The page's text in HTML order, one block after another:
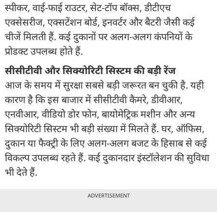
स्पीकर, वाई-फाई राउटर, सेट-टॉप बॉक्स, डीटीएच
एक्सेसरीज, एक्सटेंशन बोर्ड, इनवर्टर और बैटरी जैसी कई
चीजें मिलती हैं. कई दुकानों पर अलग-अलग कंपनियों के
प्रोडक्ट उपलब्ध होते हैं.
सीसीटीवी और सिक्योरिटी सिस्टम की बड़ी रेंज
आज के समय में सुरक्षा सबसे बड़ी जरूरत बन चुकी है. यही
कारण है कि इस बाजार में सीसीटीवी कैमरे, डीवीआर,
एनवीआर, वीडियो डोर फोन, बायोमेट्रिक मशीन और अन्य
सिक्योरिटी सिस्टम भी बड़ी संख्या में मिलते हैं. घर, ऑफिस,
दुकान या फैक्ट्री के लिए अलग-अलग बजट के हिसाब से कई
विकल्प उपलब्ध रहते हैं. कई दुकानदार इंस्टॉलेशन की सुविधा
भी देते हैं.
ADVERTISEMENT